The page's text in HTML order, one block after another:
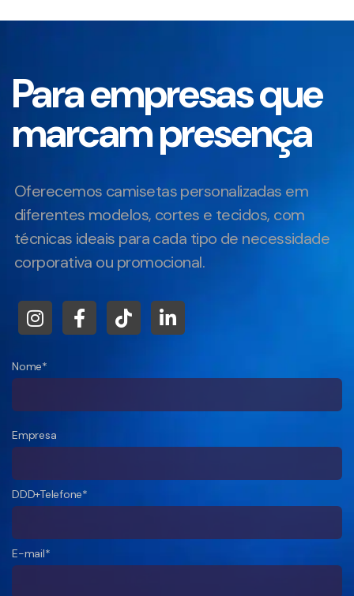
Para empresas que
marcam presença
Oferecemos camisetas personalizadas em
diferentes modelos, cortes e tecidos, com
técnicas ideais para cada tipo de necessidade
corporativa ou promocional.
Nome*
Empresa
DDD+Telefone*
E-mail*